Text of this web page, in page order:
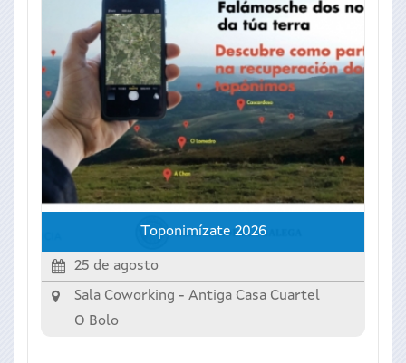
Toponimízate 2026
25 de agosto
Sala Coworking - Antiga Casa Cuartel
O Bolo